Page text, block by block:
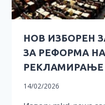
НОВ ИЗБОРЕН
ЗА РЕФОРМА
РЕКЛАМИРАЊЕ
14/02/2026